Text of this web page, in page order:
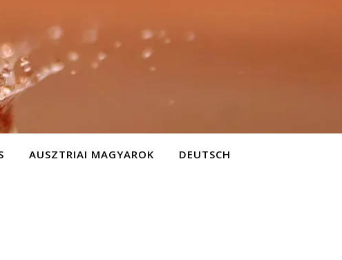
AUSZTRIAI MAGYAROK DEUTSCH